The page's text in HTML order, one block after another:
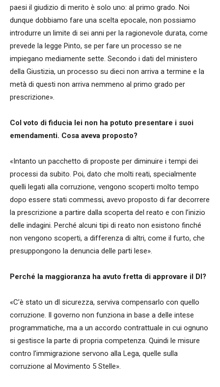
paesi il giudizio di merito è solo uno: al primo grado. Noi
dunque dobbiamo fare una scelta epocale, non possiamo
introdurre un limite di sei anni per la ragionevole durata, come
prevede la legge Pinto, se per fare un processo se ne
impiegano mediamente sette. Secondo i dati del ministero
della Giustizia, un processo su dieci non arriva a termine e la
metà di questi non arriva nemmeno al primo grado per
prescrizione».
Col voto di fiducia lei non ha potuto presentare i suoi
emendamenti. Cosa aveva proposto?
«Intanto un pacchetto di proposte per diminuire i tempi dei
processi da subito. Poi, dato che molti reati, specialmente
quelli legati alla corruzione, vengono scoperti molto tempo
dopo essere stati commessi, avevo proposto di far decorrere
la prescrizione a partire dalla scoperta del reato e con l’inizio
delle indagini. Perché alcuni tipi di reato non esistono finché
non vengono scoperti, a differenza di altri, come il furto, che
presuppongono la denuncia delle parti lese».
Perché la maggioranza ha avuto fretta di approvare il Dl?
«C’è stato un dl sicurezza, serviva compensarlo con quello
corruzione. Il governo non funziona in base a delle intese
programmatiche, ma a un accordo contrattuale in cui ognuno
si gestisce la parte di propria competenza. Quindi le misure
contro l’immigrazione servono alla Lega, quelle sulla
corruzione al Movimento 5 Stelle».